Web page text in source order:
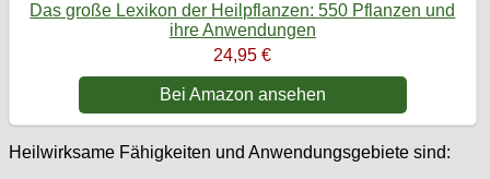
Das große Lexikon der Heilpflanzen: 550 Pflanzen und
ihre Anwendungen
24,95 €
Bei Amazon ansehen
Heilwirksame Fähigkeiten und Anwendungsgebiete sind: